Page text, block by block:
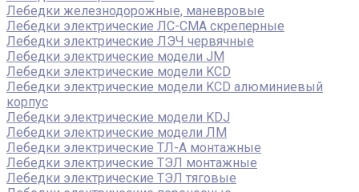
Лебедки железнодорожные, маневровые
Лебедки электрические ЛС-СМА скреперные
Лебедки электрические ЛЭЧ червячные
Лебедки электрические модели JM
Лебедки электрические модели KCD
Лебедки электрические модели KCD алюминиевый
корпус
Лебедки электрические модели KDJ
Лебедки электрические модели ЛМ
Лебедки электрические ТЛ-А монтажные
Лебедки электрические ТЭЛ монтажные
Лебедки электрические ТЭЛ тяговые